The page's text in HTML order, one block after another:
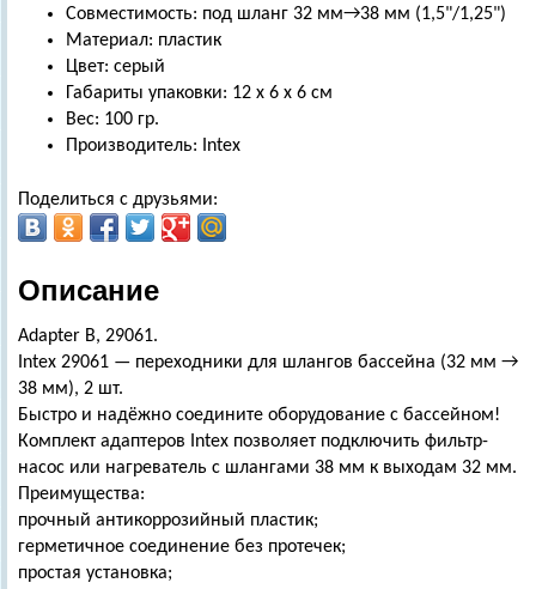
Совместимость: под шланг 32 мм→38 мм (1,5"/1,25")
Материал: пластик
Цвет: серый
Габариты упаковки: 12 х 6 х 6 см
Вес: 100 гр.
Производитель: Intex
Поделиться с друзьями:
Описание
Adapter B, 29061.
Intex 29061 — переходники для шлангов бассейна (32 мм →
38 мм), 2 шт.
Быстро и надёжно соедините оборудование с бассейном!
Комплект адаптеров Intex позволяет подключить фильтр-
насос или нагреватель с шлангами 38 мм к выходам 32 мм.
Преимущества:
прочный антикоррозийный пластик;
герметичное соединение без протечек;
простая установка;